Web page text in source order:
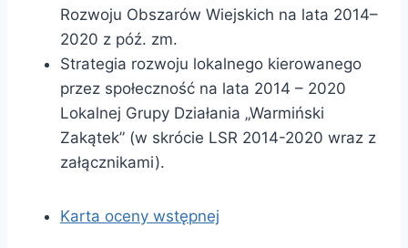
Rozwoju Obszarów Wiejskich na lata 2014–
2020 z póź. zm.
Strategia rozwoju lokalnego kierowanego
przez społeczność na lata 2014 – 2020
Lokalnej Grupy Działania „Warmiński
Zakątek” (w skrócie LSR 2014-2020 wraz z
załącznikami).
Karta oceny wstępnej